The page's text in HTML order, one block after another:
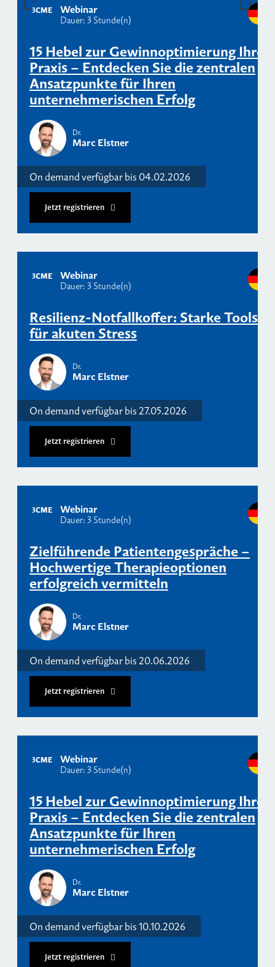
3CME Webinar
Dauer: 3 Stunde(n)
15 Hebel zur Gewinnoptimierung Ihrer
Praxis – Entdecken Sie die zentralen
Ansatzpunkte für Ihren
unternehmerischen Erfolg
Dr.
Marc Elstner
On demand verfügbar bis 04.02.2026
Jetzt registrieren
3CME Webinar
Dauer: 3 Stunde(n)
Resilienz-Notfallkoffer: Starke Tools
für akuten Stress
Dr.
Marc Elstner
On demand verfügbar bis 27.05.2026
Jetzt registrieren
3CME Webinar
Dauer: 3 Stunde(n)
Zielführende Patientengespräche –
Hochwertige Therapieoptionen
erfolgreich vermitteln
Dr.
Marc Elstner
On demand verfügbar bis 20.06.2026
Jetzt registrieren
3CME Webinar
Dauer: 3 Stunde(n)
15 Hebel zur Gewinnoptimierung Ihrer
Praxis – Entdecken Sie die zentralen
Ansatzpunkte für Ihren
unternehmerischen Erfolg
Dr.
Marc Elstner
On demand verfügbar bis 10.10.2026
Jetzt registrieren